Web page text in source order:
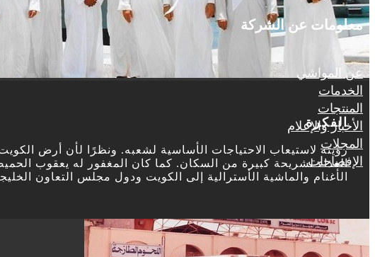
الفكرة
رؤيته لاستيعاب الاحتياجات الأساسية لشعبه. ونظرًا لأن أرض
الغذاء لشريحة كبيرة من السكان. كما كان المغفور له يعقوب
الأغنام والماشية الأسترالية إلى الكويت ودول مجلس التعاون
معلومات عن الشركة
عن المواشي
الخدمات
المنتجات
الأخبار والإعلام
المجلات
الإفصاحات